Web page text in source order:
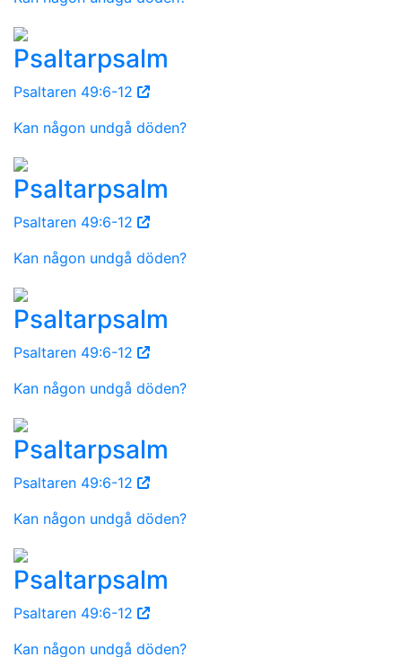
Psaltarpsalm
Psaltaren 49:6-12
Kan någon undgå döden?
Psaltarpsalm
Psaltaren 49:6-12
Kan någon undgå döden?
Psaltarpsalm
Psaltaren 49:6-12
Kan någon undgå döden?
Psaltarpsalm
Psaltaren 49:6-12
Kan någon undgå döden?
Psaltarpsalm
Psaltaren 49:6-12
Kan någon undgå döden?